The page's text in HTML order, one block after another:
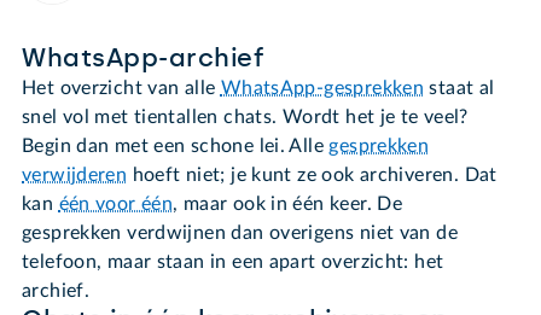
WhatsApp-archief
Het overzicht van alle WhatsApp-gesprekken staat al
snel vol met tientallen chats. Wordt het je te veel?
Begin dan met een schone lei. Alle gesprekken
verwijderen hoeft niet; je kunt ze ook archiveren. Dat
kan één voor één, maar ook in één keer. De
gesprekken verdwijnen dan overigens niet van de
telefoon, maar staan in een apart overzicht: het
archief.